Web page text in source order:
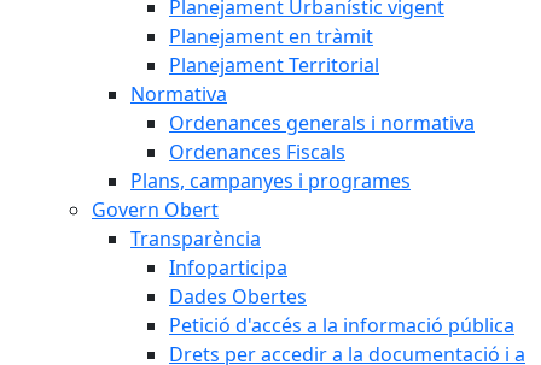
Planejament Urbanístic vigent
Planejament en tràmit
Planejament Territorial
Normativa
Ordenances generals i normativa
Ordenances Fiscals
Plans, campanyes i programes
Govern Obert
Transparència
Infoparticipa
Dades Obertes
Petició d'accés a la informació pública
Drets per accedir a la documentació i a